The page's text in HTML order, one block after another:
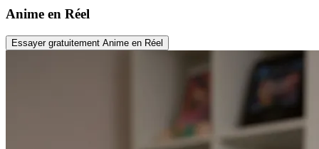
Anime en Réel
Essayer gratuitement Anime en Réel